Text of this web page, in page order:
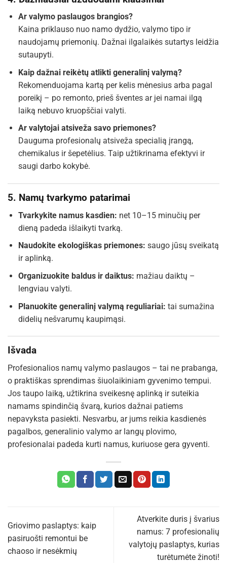
Ar valymo paslaugos brangios?
Kaina priklauso nuo namo dydžio, valymo tipo ir
naudojamų priemonių. Dažnai ilgalaikės sutartys leidžia
sutaupyti.
Kaip dažnai reikėtų atlikti generalinį valymą?
Rekomenduojama kartą per kelis mėnesius arba pagal
poreikį – po remonto, prieš šventes ar jei namai ilgą
laiką nebuvo kruopščiai valyti.
Ar valytojai atsiveža savo priemones?
Dauguma profesionalų atsiveža specialią įrangą,
chemikalus ir šepetėlius. Taip užtikrinama efektyvi ir
saugi darbo kokybė.
5. Namų tvarkymo patarimai
Tvarkykite namus kasdien: net 10–15 minučių per
dieną padeda išlaikyti tvarką.
Naudokite ekologiškas priemones: saugo jūsų sveikatą
ir aplinką.
Organizuokite baldus ir daiktus: mažiau daiktų –
lengviau valyti.
Planuokite generalinį valymą reguliariai: tai sumažina
didelių nešvarumų kaupimąsi.
Išvada
Profesionalios namų valymo paslaugos – tai ne prabanga,
o praktiškas sprendimas šiuolaikiniam gyvenimo tempui.
Jos taupo laiką, užtikrina sveikesnę aplinką ir suteikia
namams spindinčią švarą, kurios dažnai patiems
nepavyksta pasiekti. Nesvarbu, ar jums reikia kasdienės
pagalbos, generalinio valymo ar langų plovimo,
profesionalai padeda kurti namus, kuriuose gera gyventi.
Griovimo paslaptys: kaip
pasiruošti remontui be
chaoso ir nesėkmių
Atverkite duris į švarius
namus: 7 profesionalių
valytojų paslaptys, kurias
turėtumėte žinoti!